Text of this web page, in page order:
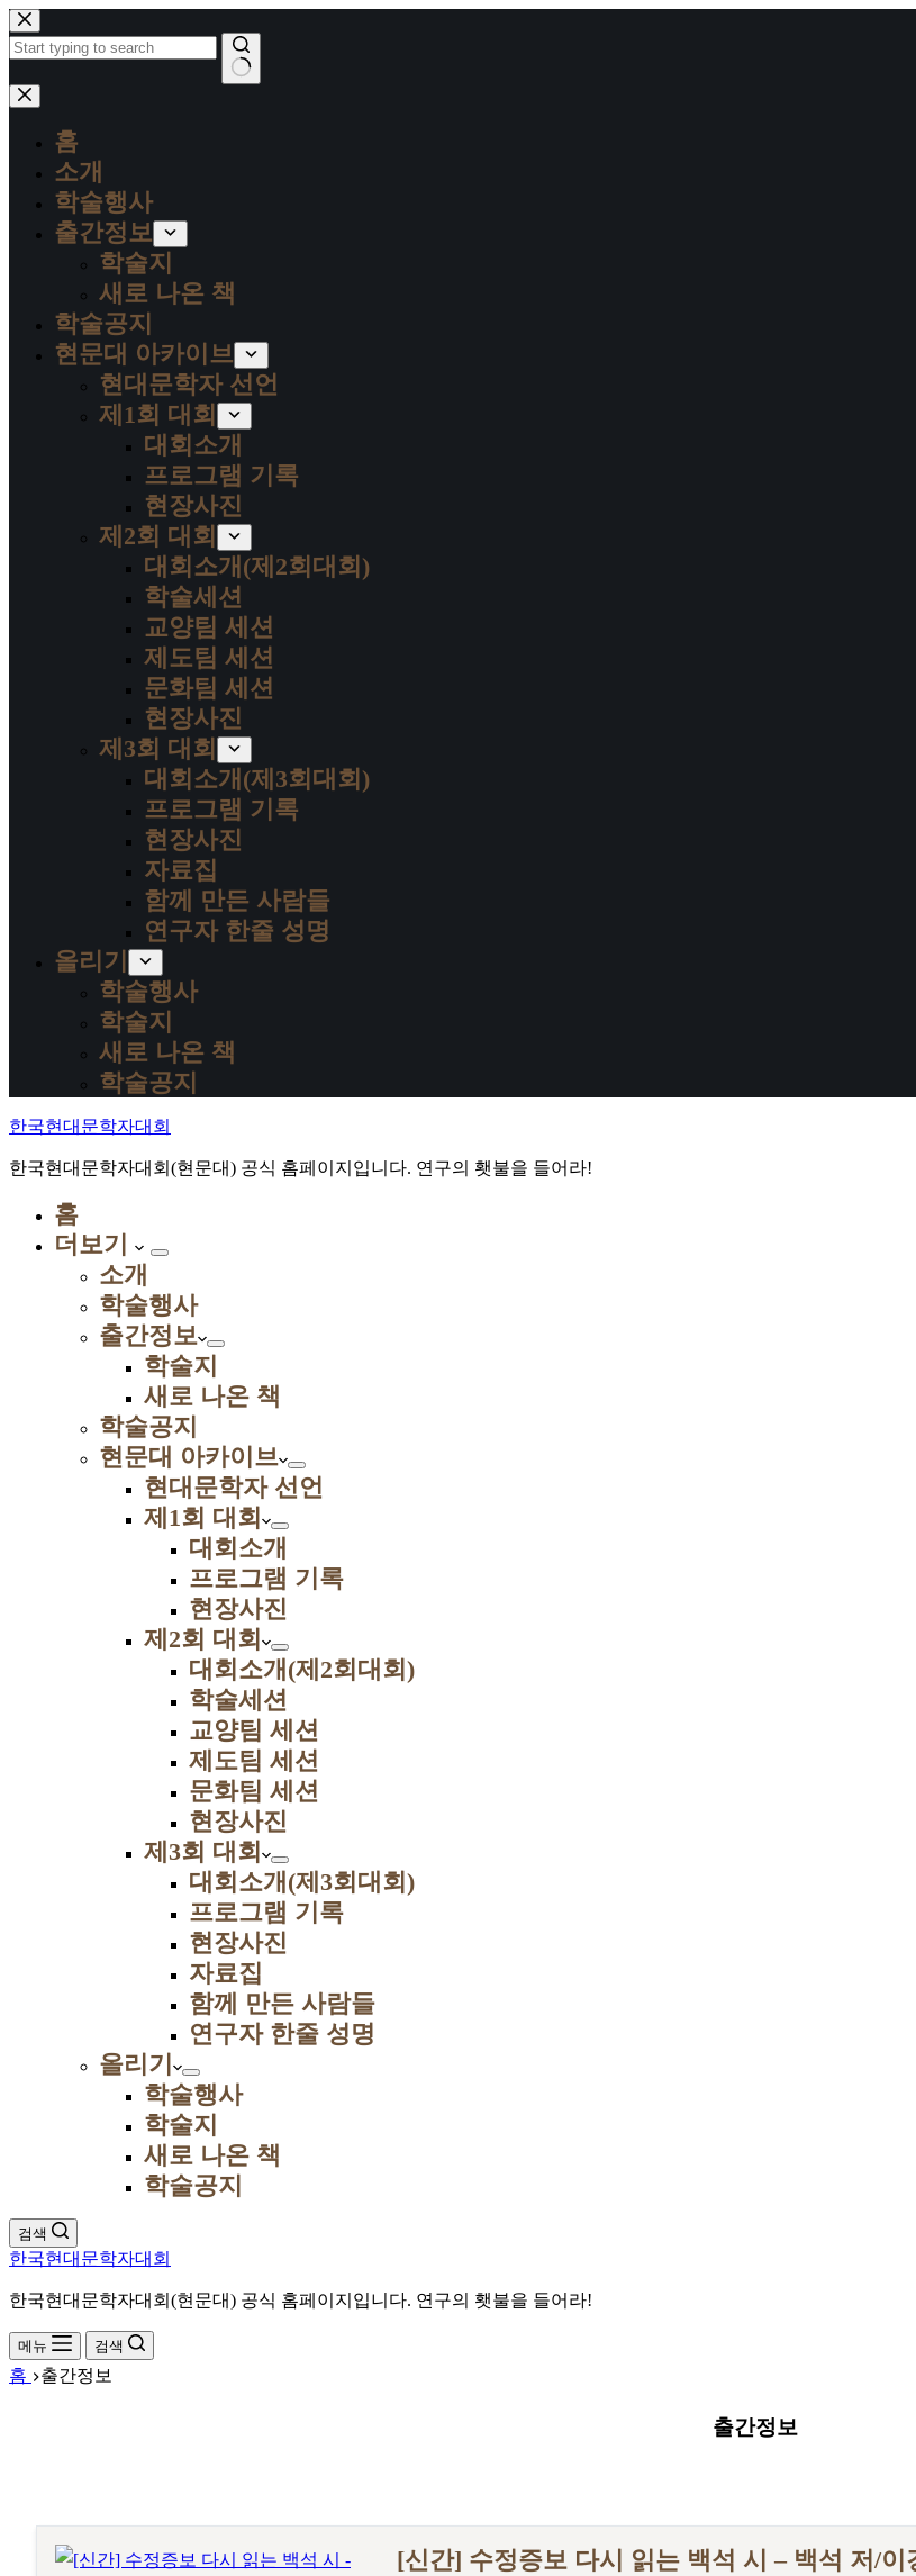
본
문
으
로
건
결
홈
소개
학술행사
출간정보
학술지
새로 나온 책
학술공지
현문대 아카이브
현대문학자 선언
제1회 대회
대회소개
프로그램 기록
현장사진
제2회 대회
대회소개(제2회대회)
학술세션
교양팀 세션
제도팀 세션
문화팀 세션
현장사진
제3회 대회
대회소개(제3회대회)
프로그램 기록
현장사진
자료집
함께 만든 사람들
연구자 한줄 성명
올리기
학술행사
학술지
새로 나온 책
학술공지
한국현대문학자대회
한국현대문학자대회(현문대) 공식 홈페이지입니다. 연구의 횃불을 들어라!
홈
더보기
소개
학술행사
출간정보
학술지
새로 나온 책
학술공지
현문대 아카이브
현대문학자 선언
제1회 대회
대회소개
프로그램 기록
현장사진
제2회 대회
대회소개(제2회대회)
학술세션
교양팀 세션
제도팀 세션
문화팀 세션
현장사진
제3회 대회
대회소개(제3회대회)
프로그램 기록
현장사진
자료집
함께 만든 사람들
연구자 한줄 성명
올리기
학술행사
학술지
새로 나온 책
학술공지
검색
한국현대문학자대회
한국현대문학자대회(현문대) 공식 홈페이지입니다. 연구의 횃불을 들어라!
메뉴 검색
홈 출간정보
출간정보
[신간] 수정증보 다시 읽는 백석 시 – 백석 저/이